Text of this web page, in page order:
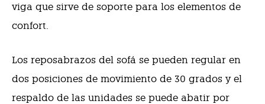
viga que sirve de soporte para los elementos de
confort.
Los reposabrazos del sofá se pueden regular en
dos posiciones de movimiento de 30 grados y el
respaldo de las unidades se puede abatir por